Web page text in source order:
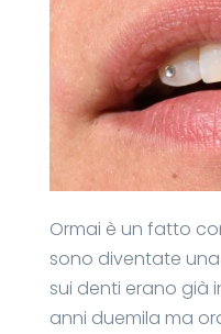
Ormai è un fatto
sono diventate
sui denti erano già
anni duemila ma